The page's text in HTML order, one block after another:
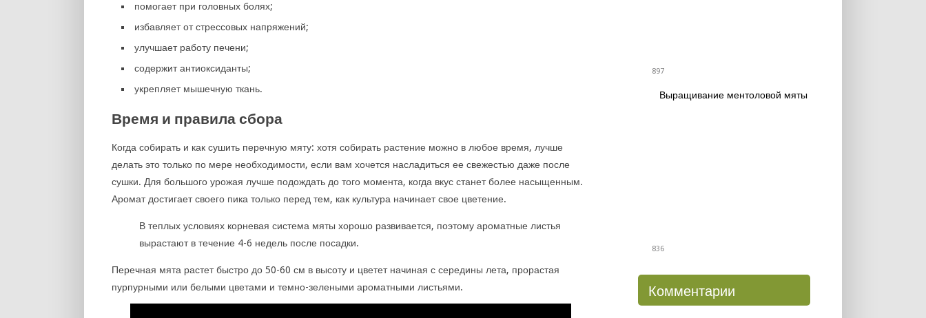
помогает при головных болях;
избавляет от стрессовых напряжений;
улучшает работу печени;
содержит антиоксиданты;
укрепляет мышечную ткань.
Время и правила сбора
Когда собирать и как сушить перечную мяту: хотя собирать растение можно в любое время, лучше
делать это только по мере необходимости, если вам хочется насладиться ее свежестью даже после
сушки. Для большого урожая лучше подождать до того момента, когда вкус станет более насыщенным.
Аромат достигает своего пика только перед тем, как культура начинает свое цветение.
В теплых условиях корневая система мяты хорошо развивается, поэтому ароматные листья
вырастают в течение 4-6 недель после посадки.
Перечная мята растет быстро до 50-60 см в высоту и цветет начиная с середины лета, прорастая
пурпурными или белыми цветами и темно-зелеными ароматными листьями.
897
Выращивание ментоловой мяты
836
Комментарии